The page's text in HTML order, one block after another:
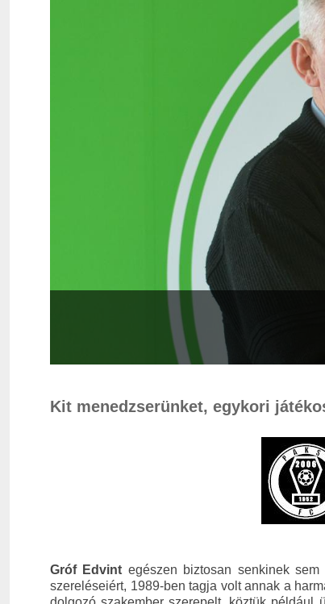
Kit menedzserünket, egykori
Gróf Edvint egészen biztosan senkinek
szereléseiért, 1989-ben tagja volt annak a